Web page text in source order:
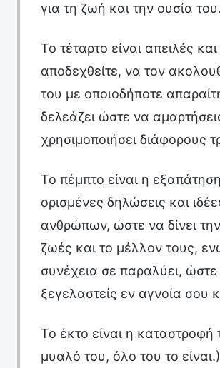
για τη ζωή και την ουσία του.
Το τέταρτο είναι απειλές
αποδεχθείτε, να τον
του με οποιοδήποτε
δελεάζει ώστε να
χρησιμοποιήσει διάφορους
Το πέμπτο είναι η
ορισμένες δηλώσεις και
ανθρώπων, ώστε να δίνει
ζωές και το μέλλον τους,
συνέχεια σε παραλύει, ώστε
ξεγελαστείς εν αγνοία σου
Το έκτο είναι η
μυαλό του, όλο του το